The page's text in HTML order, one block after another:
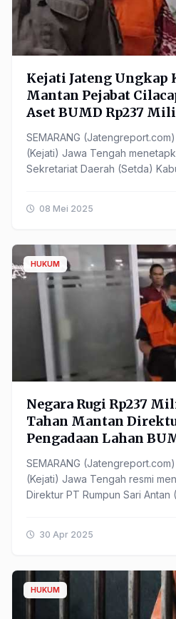
Kejati Jateng Ungkap
Mantan Pejabat
Aset BUMD Rp237
SEMARANG
(Kejati) Jawa Tengah
Sekretariat Daerah (Setda)
08 Mei 2025
HUKUM
Negara Rugi Rp237
Tahan Mantan
Pengadaan Lahan
SEMARANG
(Kejati) Jawa Tengah resmi
Direktur PT Rumpun Sari Antan
30 Apr 2025
HUKUM